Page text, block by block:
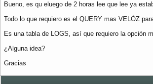
Bueno, es qu eluego de 2 horas lee que lee ya
Todo lo que requiero es el QUERY mas VELÓZ
Es una tabla de LOGS, así que requiero la opción
¿Alguna idea?
Gracias